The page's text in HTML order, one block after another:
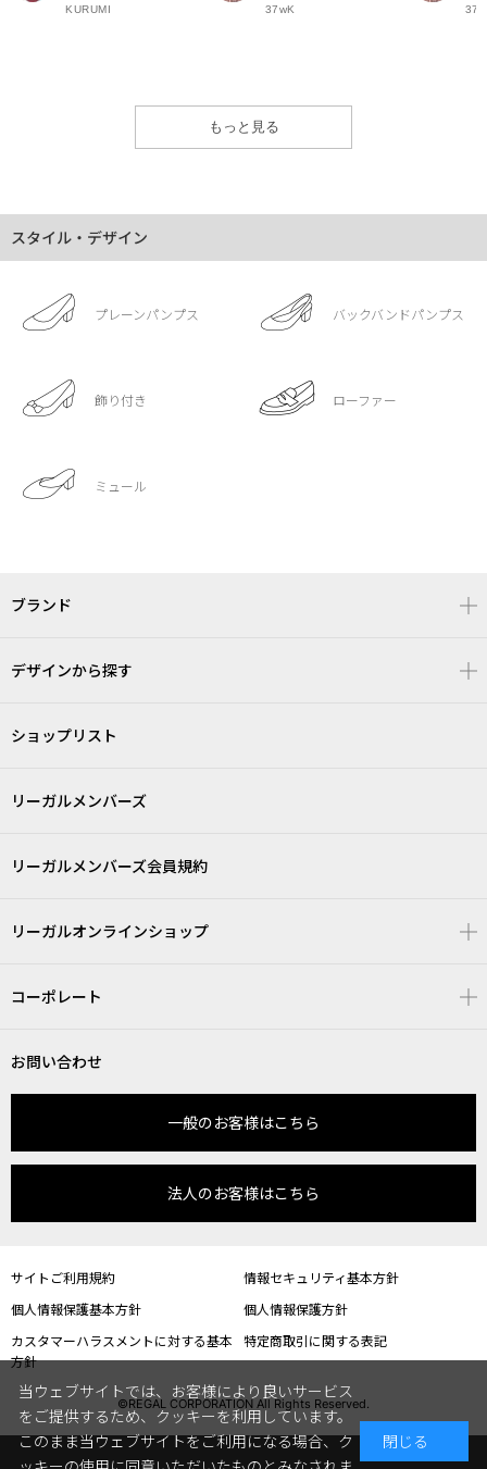
KURUMI 37wK
もっと見る
スタイル・デザイン
プレーンパンプス バックバンドパンプス
飾り付き ローファー
ミュール
ブランド
デザインから探す
ショップリスト
リーガルメンバーズ
リーガルメンバーズ会員規約
リーガルオンラインショップ
コーポレート
お問い合わせ
一般のお客様はこちら
法人のお客様はこちら
サイトご利用規約
情報セキュリティ基本方針
個人情報保護基本方針
個人情報保護方針
カスタマーハラスメントに対する基本
方針
特定商取引に関する表記
©REGAL CORPORATION All Rights Reserved.
当ウェブサイトでは、お客様により良いサービス
をご提供するため、クッキーを利用しています。
このまま当ウェブサイトをご利用になる場合、ク
閉じる